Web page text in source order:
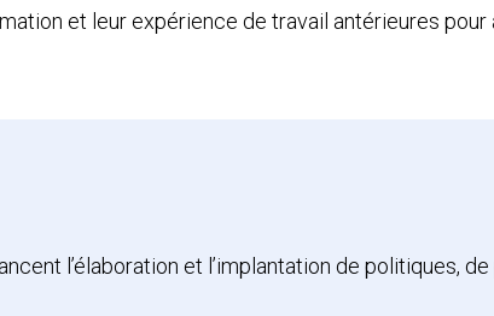
et leur expérience de travail antérieures
l’élaboration et l’implantation de politiques,